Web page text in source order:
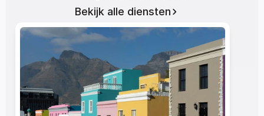
Bekijk alle diensten